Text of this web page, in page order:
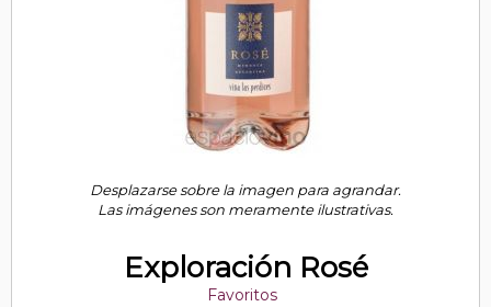
Desplazarse sobre la imagen para agrandar.
Las imágenes son meramente ilustrativas.
Exploración Rosé
Favoritos